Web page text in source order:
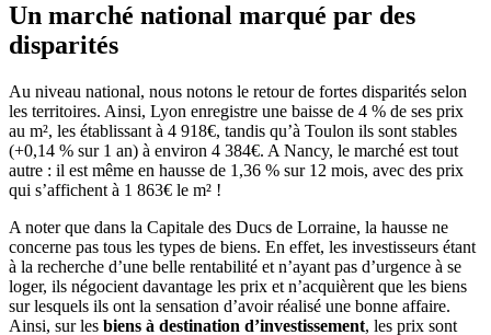
Un marché national marqué par des
disparités
Au niveau national, nous notons le retour de fortes disparités selon
les territoires. Ainsi, Lyon enregistre une baisse de 4 % de ses prix
au m², les établissant à 4 918€, tandis qu’à Toulon ils sont stables
(+0,14 % sur 1 an) à environ 4 384€. A Nancy, le marché est tout
autre : il est même en hausse de 1,36 % sur 12 mois, avec des prix
qui s’affichent à 1 863€ le m² !
A noter que dans la Capitale des Ducs de Lorraine, la hausse ne
concerne pas tous les types de biens. En effet, les investisseurs étant
à la recherche d’une belle rentabilité et n’ayant pas d’urgence à se
loger, ils négocient davantage les prix et n’acquièrent que les biens
sur lesquels ils ont la sensation d’avoir réalisé une bonne affaire.
Ainsi, sur les biens à destination d’investissement, les prix sont